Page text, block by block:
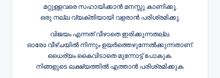
മറ്റുള്ളവരെ സഹായിക്കാൻ മനസ്സു കാണിക്കൂ.
ഒരു നല്ല വ്യക്തിയായി വളരാൻ പരിശ്രമിക്കൂ.
വിജയം എന്നത് വീഴാതെ ഇരിക്കുന്നതല്ല.
ഓരോ വീഴ്ചയിൽ നിന്നും ഉയർത്തെഴുന്നേൽക്കുന്നതാണ്.
ധൈര്യം കൈവിടാതെ മുന്നോട്ട് പോകുക.
നിങ്ങളുടെ ലക്ഷ്യത്തിൽ എത്താൻ പരിശ്രമിക്കുക.